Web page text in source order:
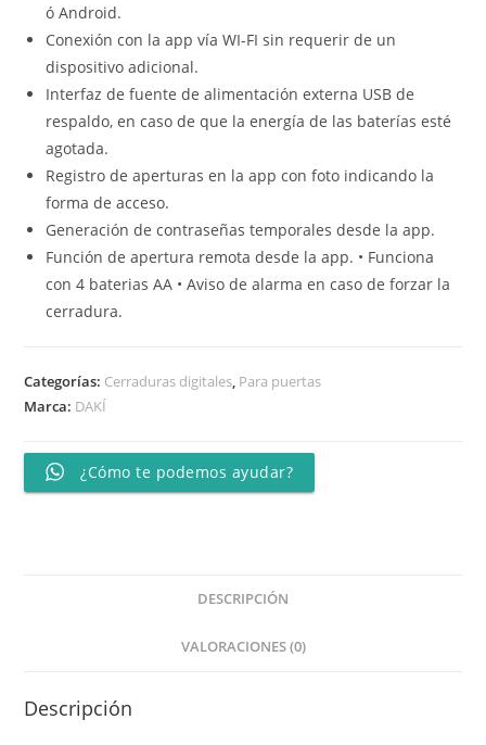
ó Android.
Conexión con la app vía WI-FI sin requerir de un
dispositivo adicional.
Interfaz de fuente de alimentación externa USB de
respaldo, en caso de que la energía de las baterías esté
agotada.
Registro de aperturas en la app con foto indicando la
forma de acceso.
Generación de contraseñas temporales desde la app.
Función de apertura remota desde la app. • Funciona
con 4 baterias AA • Aviso de alarma en caso de forzar la
cerradura.
Categorías: Cerraduras digitales Para puertas
Marca: DAKÍ
¿Cómo te podemos ayudar?
DESCRIPCIÓN
VALORACIONES (0)
Descripción